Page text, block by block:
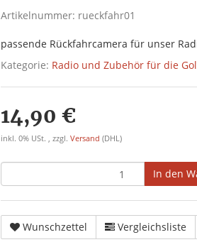
Artikelnummer: rueckfahr01
passende Rückfahrcamera für unser
Kategorie: Radio und Zubehör für die
14,90 €
inkl. 0% USt. , zzgl. Versand (DHL)
In den
Wunschzettel Vergleichsliste